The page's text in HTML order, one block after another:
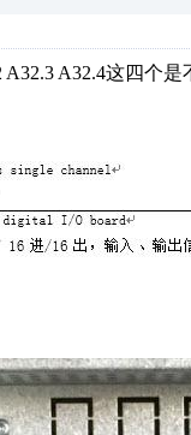
A32.4这四个